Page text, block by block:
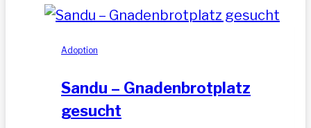
Adoption
Sandu – Gnadenbrotplatz
gesucht